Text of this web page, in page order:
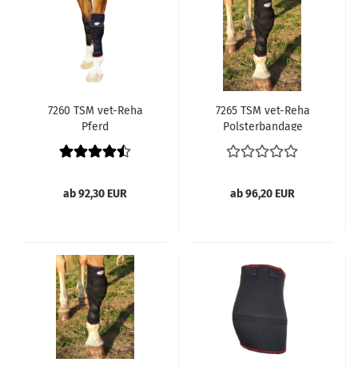
7260 TSM vet-Reha
Pferd
Verbandsbandage,
links,
ab 92,30 EUR
7265 TSM vet-Reha
Polsterbandage
Vorderfußwurzelgelenk,
links,
ab 96,20 EUR